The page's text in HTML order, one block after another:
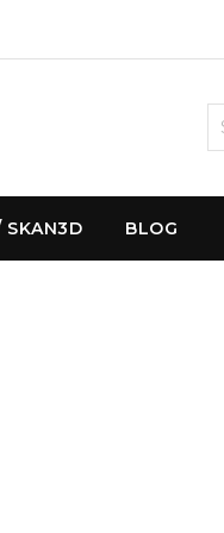
SKAN3D BLOG